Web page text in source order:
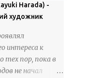
"Рыцари
из
как
чаще всего
снега.
может
плоскости,
Harada) -
художник
интереса к
тех пор, пока в
не начал